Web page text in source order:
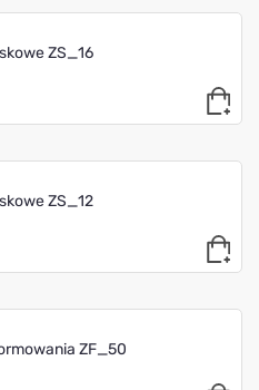
ZS_16
ZS_12
ZF_50